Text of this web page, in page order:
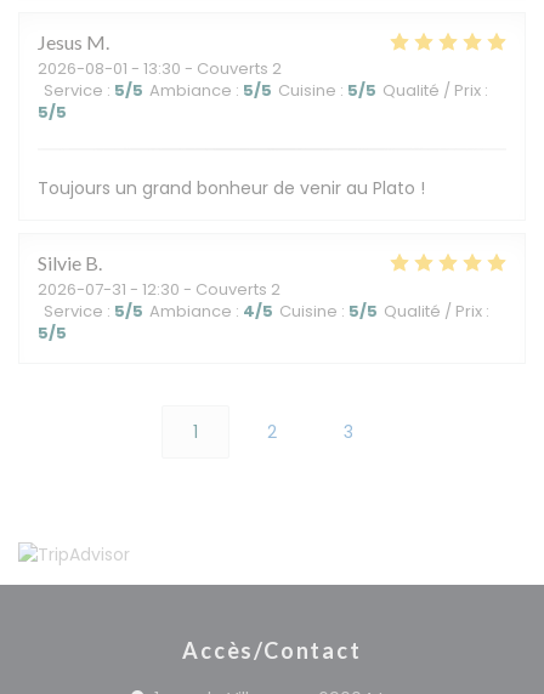
Jesus M
2026-08-01 - 13:30 - Couverts 2
Service : 5/5 Ambiance : 5/5 Cuisine : 5/5 Qualité / Prix :
5/5
Toujours un grand bonheur de venir au Plato !
Silvie B
2026-07-31 - 12:30 - Couverts 2
Service : 5/5 Ambiance : 4/5 Cuisine : 5/5 Qualité / Prix :
5/5
1 2 3
Accès/Contact